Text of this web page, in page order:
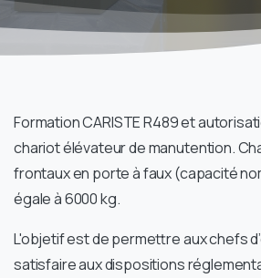
Formation CARISTE R489 et
chariot élévateur de manutention.
frontaux en porte à faux (capacité
égale à 6000 kg.
L'objetif est de permettre aux chefs
satisfaire aux dispositions